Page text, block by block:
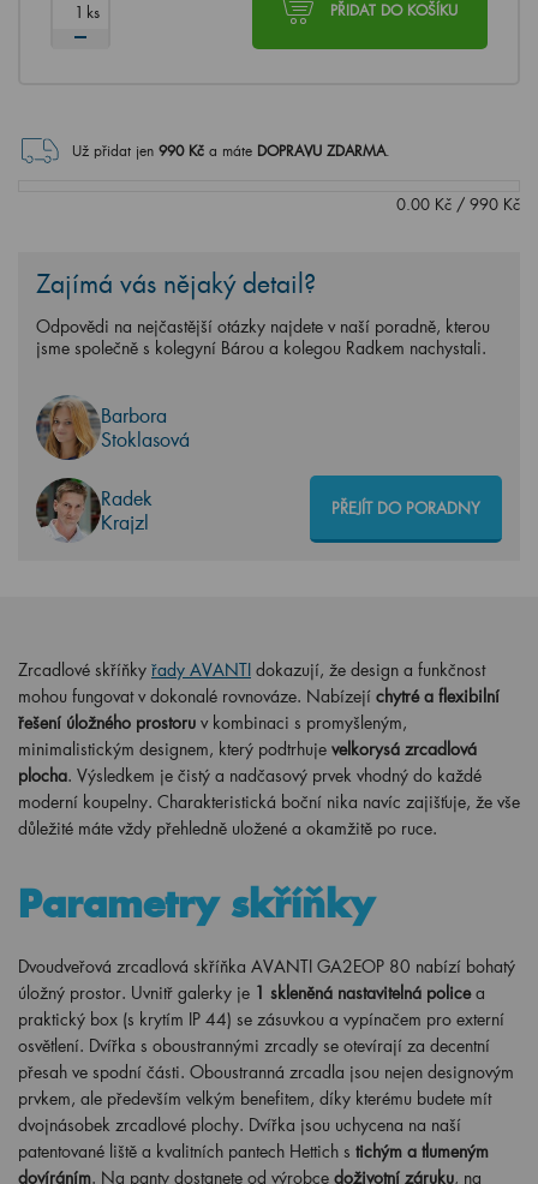
PŘIDAT DO KOŠÍKU
ks
Už přidat jen 990Kč a máte DOPRAVU ZDARMA.
0.00 Kč / 990 Kč
Zajímá vás nějaký detail?
Odpovědi na nejčastější otázky najdete v naší poradně, kterou
jsme společně s kolegyní Bárou a kolegou Radkem nachystali.
Barbora
Stoklasová
Radek
Krajzl
PŘEJÍT DO PORADNY
Zrcadlové skříňky řady AVANTI dokazují, že design a funkčnost
mohou fungovat v dokonalé rovnováze. Nabízejí chytré a flexibilní
řešení úložného prostoru v kombinaci s promyšleným,
minimalistickým designem, který podtrhuje velkorysá zrcadlová
plocha. Výsledkem je čistý a nadčasový prvek vhodný do každé
moderní koupelny. Charakteristická boční nika navíc zajišťuje, že vše
důležité máte vždy přehledně uložené a okamžitě po ruce.
Parametry skříňky
Dvoudveřová zrcadlová skříňka AVANTI GA2EOP 80 nabízí bohatý
úložný prostor. Uvnitř galerky je 1 skleněná nastavitelná policea
praktický box (s krytím IP 44) se zásuvkou a vypínačem pro externí
osvětlení. Dvířka s oboustrannými zrcadly se otevírají za decentní
přesah ve spodní části. Oboustranná zrcadla jsou nejen designovým
prvkem, ale především velkým benefitem, díky kterému budete mít
dvojnásobek zrcadlové plochy. Dvířka jsou uchycena na naší
patentované liště a kvalitních pantech Hettich s tichým a tlumeným
dovíráním. Na panty dostanete od výrobce doživotní záruku, na